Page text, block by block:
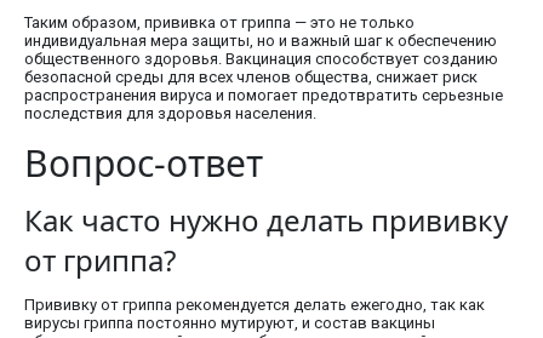
Таким образом, прививка от гриппа — это не только
индивидуальная мера защиты, но и важный шаг к обеспечению
общественного здоровья. Вакцинация способствует созданию
безопасной среды для всех членов общества, снижает риск
распространения вируса и помогает предотвратить серьезные
последствия для здоровья населения.
Вопрос-ответ
Как часто нужно делать прививку
от гриппа?
Прививку от гриппа рекомендуется делать ежегодно, так как
вирусы гриппа постоянно мутируют, и состав вакцины